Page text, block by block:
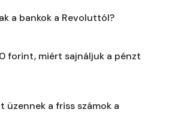
a bankok a Revoluttól?
forint, miért sajnáljuk a pénzt
üzennek a friss számok a